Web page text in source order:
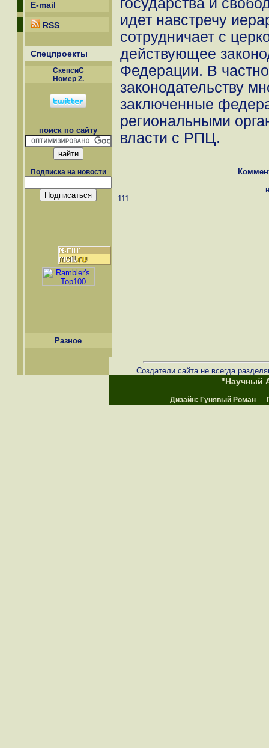
E-mail
RSS
Спецпроекты
СкепсиС
Номер 2.
поиск по сайту
Подписка на новости
Разное
государства и
идет навстречу
сотрудничает с
действующее
Федерации. В
законодательству
заключенные
региональными
власти с РПЦ.
111
Создатели сайта не всегда
"Научный
Дизайн: Гунявый Роман